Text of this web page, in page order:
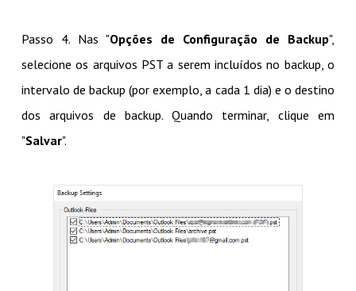
Passo 4. Nas "Opções de Configuração de Backup",
selecione os arquivos PST a serem incluídos no backup, o
intervalo de backup (por exemplo, a cada 1 dia) e o destino
dos arquivos de backup. Quando terminar, clique em
"Salvar".